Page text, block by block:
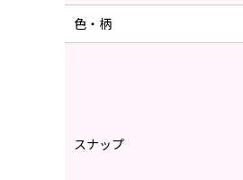
色・柄
スナップ